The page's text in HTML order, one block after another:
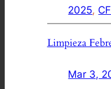
2025,
Limpieza
Mar 3,